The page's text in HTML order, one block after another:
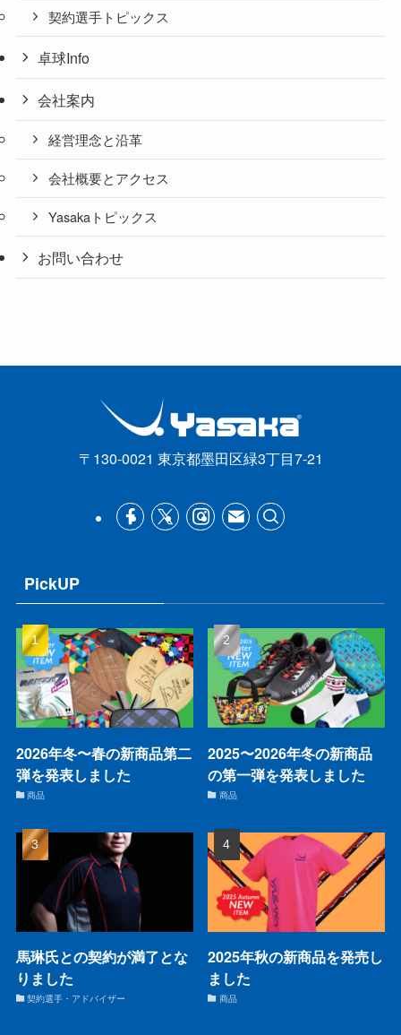
契約選手トピックス
卓球Info
会社案内
経営理念と沿革
会社概要とアクセス
Yasakaトピックス
お問い合わせ
〒130-0021 東京都墨田区緑3丁目7-21
PickUP
2026年冬〜春の新商品第二
弾を発表しました
商品
2025〜2026年冬の新商品
の第一弾を発表しました
商品
馬琳氏との契約が満了とな
りました
契約選手・アドバイザー
2025年秋の新商品を発売し
ました
商品